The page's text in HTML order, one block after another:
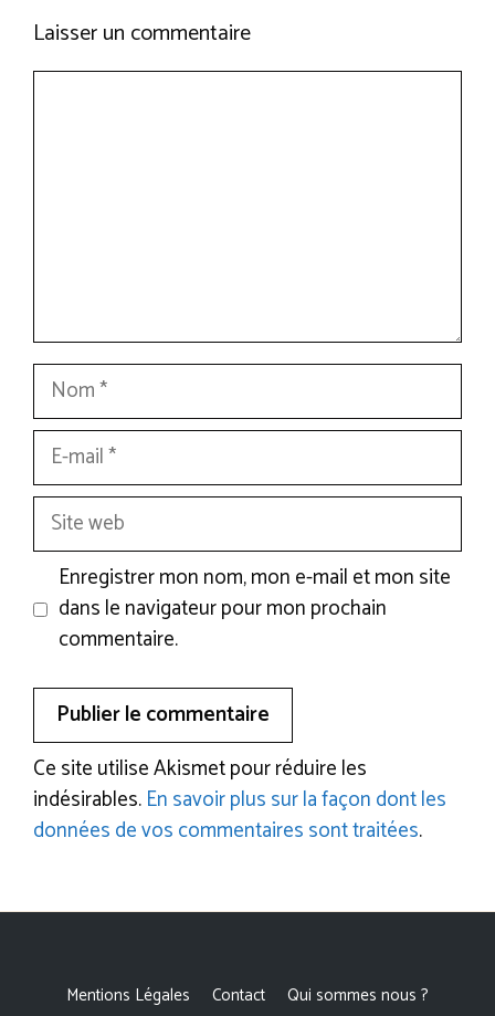
Laisser un commentaire
Nom
mail
Site
web
Enregistrer mon nom, mon e-mail et mon site
dans le navigateur pour mon prochain
commentaire.
Ce site utilise Akismet pour réduire les
indésirables.En savoir plus sur la façon dont les
données de vos commentaires sont traitées.
Mentions Légales Contact Qui sommes nous ?